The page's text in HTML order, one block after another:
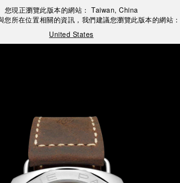
您現正瀏覽此版本的網站： Taiwan, China
您所在位置相關的資訊，我們建議您瀏覽此版本的網站：
United States